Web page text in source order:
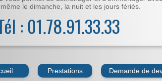
le dimanche, la nuit et les jours fériés.
: 01.78.91.33.33
Prestations Demande de